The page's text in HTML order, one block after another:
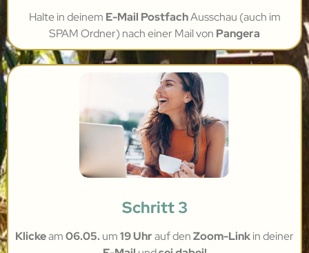
Halte in deinem E-Mail PostfachAusschau (auch im
SPAM Ordner) nach einer Mail von Pangera
Schritt 3
Klickeam06.05.um19 Uhrauf denZoom-Linkin deiner